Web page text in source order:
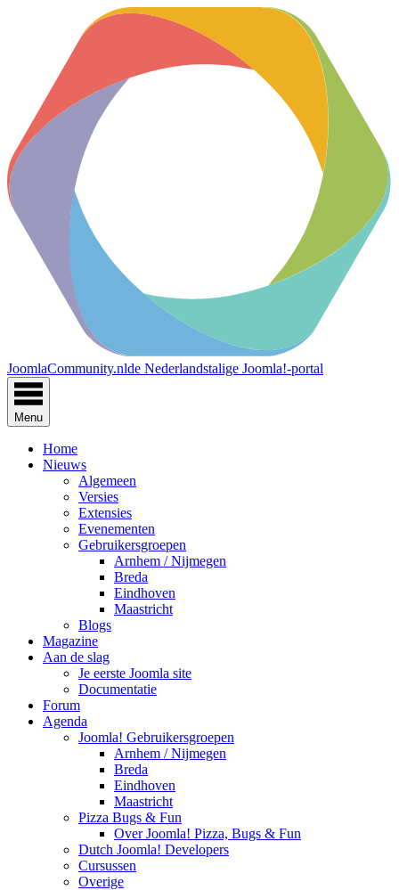
JoomlaCommunity.nlde Nederlandstalige Joomla!-portal
Menu
Home
Nieuws
Algemeen
Versies
Extensies
Evenementen
Gebruikersgroepen
Arnhem / Nijmegen
Breda
Eindhoven
Maastricht
Blogs
Magazine
Aan de slag
Je eerste Joomla site
Documentatie
Forum
Agenda
Joomla! Gebruikersgroepen
Arnhem / Nijmegen
Breda
Eindhoven
Maastricht
Pizza Bugs & Fun
Over Joomla! Pizza, Bugs & Fun
Dutch Joomla! Developers
Cursussen
Overige